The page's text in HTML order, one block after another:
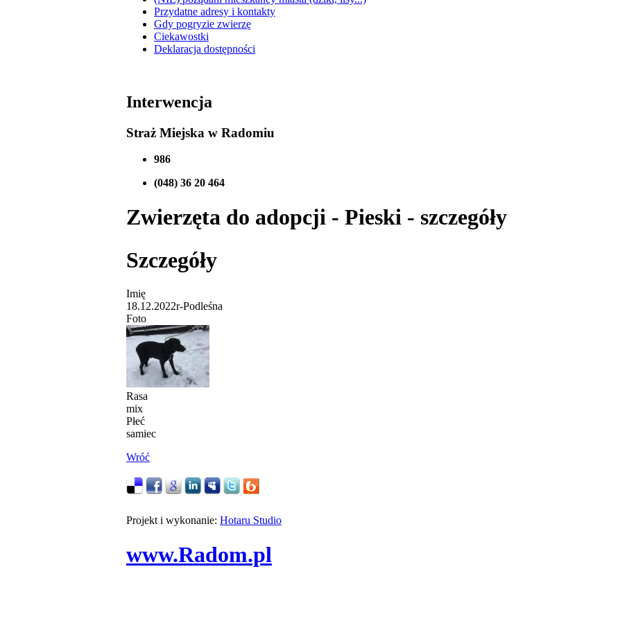
Przydatne adresy i kontakty
Gdy pogryzie zwierzę
Ciekawostki
Deklaracja dostępności
Interwencja
Straż Miejska w Radomiu
986
(048) 36 20 464
Zwierzęta do adopcji - Pieski - szczegóły
Szczegóły
Imię
18.12.2022r-Podleśna
Foto
Rasa
mix
Płeć
samiec
Wróć
Projekt i wykonanie: Hotaru Studio
www.Radom.pl